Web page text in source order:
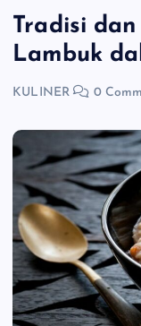
Tradisi
Lambuk
KULINER 0